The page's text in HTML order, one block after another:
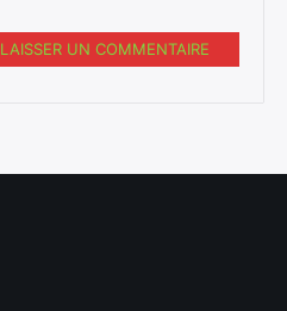
LAISSER UN COMMENTAIRE